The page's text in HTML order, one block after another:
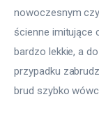
nowoczesnym
ścienne imitujące
bardzo lekkie, a
przypadku
brud szybko